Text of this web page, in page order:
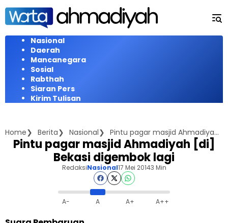
Langsung
konten
Nasional
Daerah
Mancanegara
Sosial
Rabthah
Siaran Pers
Kirim Tulisan
Home Berita Nasional Pintu pagar masjid Ahmadiyah [di] Bekasi digembok lagi
Pintu pagar masjid Ahmadiyah [di]
Bekasi digembok lagi
RedaksiNasional17 Mei 20143 Min
A- A A+ A++